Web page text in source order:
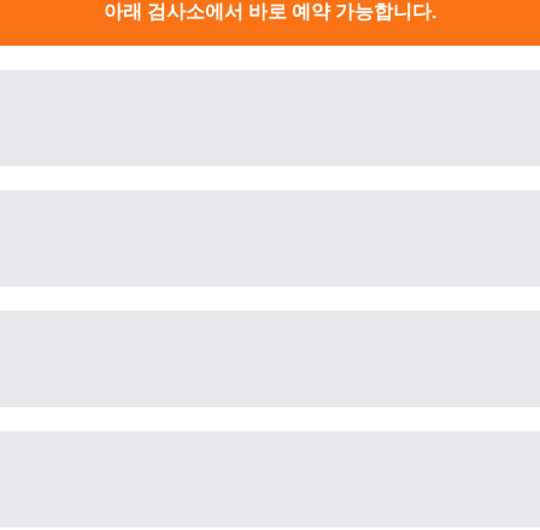
아래 검사소에서 바로 예약 가능합니다.